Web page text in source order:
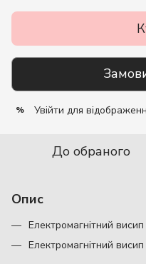
% Увійти для
До обраного
Опис
Електромагнітний
Електромагнітний